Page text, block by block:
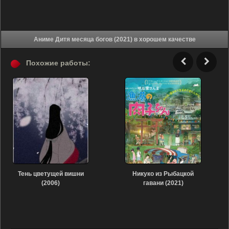
Аниме Дитя месяца богов (2021) в хорошем качестве
Похожие работы:
Тень цветущей вишни
(2006)
Никуко из Рыбацкой
гавани (2021)